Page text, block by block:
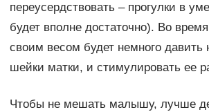
переусердствовать – прогулки в
будет вполне достаточно). Во
своим весом будет немного
шейки матки, и стимулировать ее
Чтобы не мешать малышу, лучше